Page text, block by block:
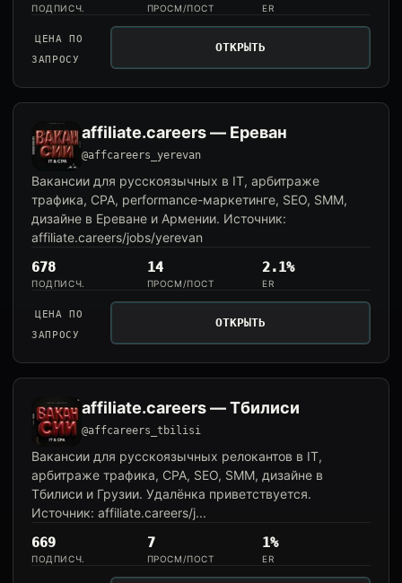
ПОДПИСЧ. ПРОСМ/ПОСТ ER
ЦЕНА ПО
ЗАПРОСУ
ОТКРЫТЬ
affiliate.careers — Ереван
@affcareers_yerevan
Вакансии для русскоязычных в IT, арбитраже
трафика, CPA, performance-маркетинге, SEO, SMM,
дизайне в Ереване и Армении. Источник:
affiliate.careers/jobs/yerevan
678
ПОДПИСЧ.
14
ПРОСМ/ПОСТ
2.1%
ER
ЦЕНА ПО
ЗАПРОСУ
ОТКРЫТЬ
affiliate.careers — Тбилиси
@affcareers_tbilisi
Вакансии для русскоязычных релокантов в IT,
арбитраже трафика, CPA, SEO, SMM, дизайне в
Тбилиси и Грузии. Удалёнка приветствуется.
Источник: affiliate.careers/j...
669
ПОДПИСЧ.
7
ПРОСМ/ПОСТ
1%
ER